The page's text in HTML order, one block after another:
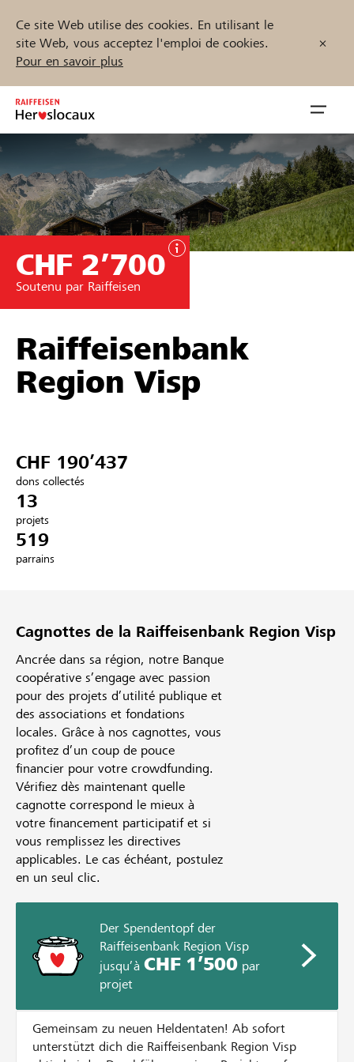
Ce site Web utilise des cookies. En utilisant le
site Web, vous acceptez l'emploi de cookies.
Pour en savoir plus
Inhalt
springen
öffnen
Parrainer
Soutien & assistance
Partenaires / Banques Raiffeisen
Se connecter
S'inscrire
Trouvez des projets et des organisations
Démarrez maintenant
CHF 2’700
Soutenu par Raiffeisen
Raiffeisenbank
Region Visp
CHF 190’437
dons collectés
13
projets
519
parrains
Cagnottes de la Raiffeisenbank Region Visp
Ancrée dans sa région, notre Banque
coopérative s’engage avec passion
pour des projets d’utilité publique et
des associations et fondations
locales. Grâce à nos cagnottes, vous
profitez d’un coup de pouce
financier pour votre crowdfunding.
Vérifiez dès maintenant quelle
cagnotte correspond le mieux à
votre financement participatif et si
vous remplissez les directives
applicables. Le cas échéant, postulez
en un seul clic.
Der Spendentopf der
Raiffeisenbank Region Visp
jusqu’à CHF 1’500par
projet
Gemeinsam zu neuen Heldentaten! Ab sofort
unterstützt dich die Raiffeisenbank Region Visp